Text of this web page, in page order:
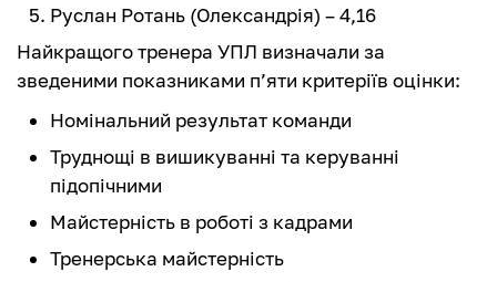
Руслан Ротань (Олександрія) – 4,16
Найкращого тренера УПЛ визначали за
зведеними показниками п’яти критеріїв оцінки:
Номінальний результат команди
Труднощі в вишикуванні та керуванні
підопічними
Майстерність в роботі з кадрами
Тренерська майстерність